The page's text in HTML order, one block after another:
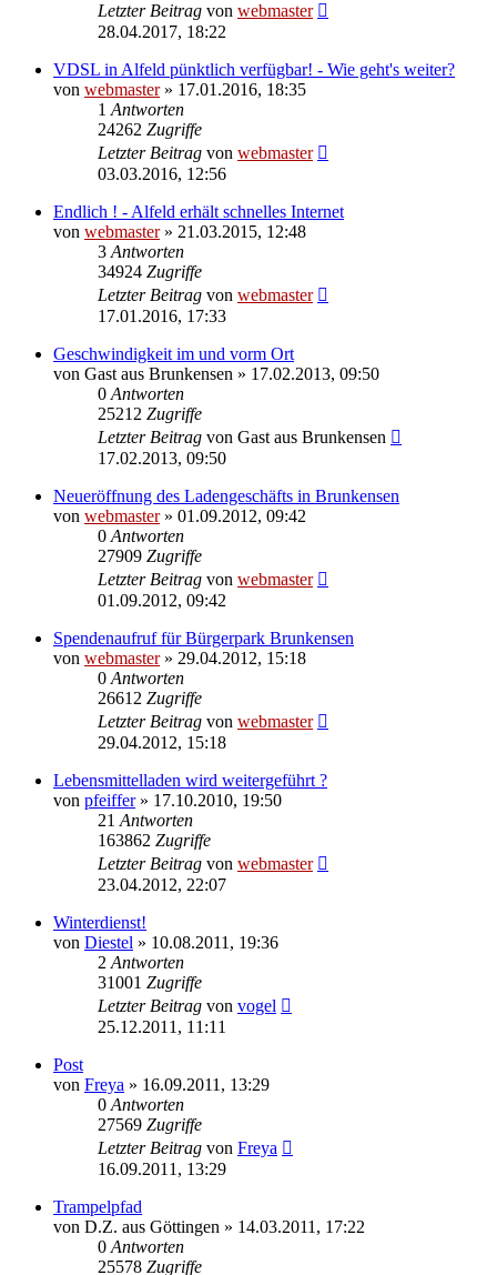
Letzter Beitrag von webmaster
28.04.2017, 18:22
VDSL in Alfeld pünktlich verfügbar! - Wie geht's weiter?
von webmaster» 17.01.2016, 18:35
1 Antworten
24262 Zugriffe
Letzter Beitrag von webmaster
03.03.2016, 12:56
Endlich ! - Alfeld erhält schnelles Internet
von webmaster» 21.03.2015, 12:48
3 Antworten
34924 Zugriffe
Letzter Beitrag von webmaster
17.01.2016, 17:33
Geschwindigkeit im und vorm Ort
von Gast aus Brunkensen » 17.02.2013, 09:50
0 Antworten
25212 Zugriffe
Letzter Beitrag von Gast aus Brunkensen
17.02.2013, 09:50
Neueröffnung des Ladengeschäfts in Brunkensen
von webmaster» 01.09.2012, 09:42
0 Antworten
27909 Zugriffe
Letzter Beitrag von webmaster
01.09.2012, 09:42
Spendenaufruf für Bürgerpark Brunkensen
von webmaster» 29.04.2012, 15:18
0 Antworten
26612 Zugriffe
Letzter Beitrag von webmaster
29.04.2012, 15:18
Lebensmittelladen wird weitergeführt ?
von pfeiffer» 17.10.2010, 19:50
21 Antworten
163862 Zugriffe
Letzter Beitrag von webmaster
23.04.2012, 22:07
Winterdienst!
von Diestel » 10.08.2011, 19:36
2 Antworten
31001 Zugriffe
Letzter Beitrag von vogel
25.12.2011, 11:11
Post
von Freya » 16.09.2011, 13:29
0 Antworten
27569 Zugriffe
Letzter Beitrag von Freya
16.09.2011, 13:29
Trampelpfad
von D.Z. aus Göttingen » 14.03.2011, 17:22
0 Antworten
25578 Zugriffe